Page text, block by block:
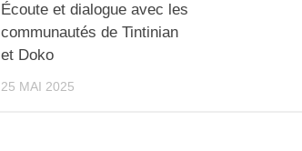
Écoute et dialogue avec les
communautés de Tintinian
et Doko
25 MAI 2025